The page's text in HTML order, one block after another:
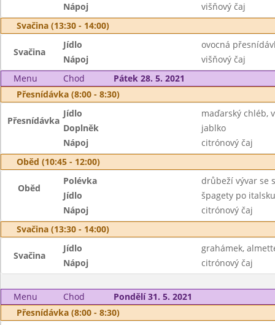
Nápoj
višňový čaj
Svačina (13:30 - 14:00)
Svačina
Jídlo
ovocná
Nápoj
višňový čaj
Menu
Chod
Pátek 28. 5. 2021
Přesnídávka (8:00 - 8:30)
Přesnídávka
Jídlo
maďarský chléb,
Doplněk
jablko
Nápoj
citrónový čaj
Oběd (10:45 - 12:00)
Oběd
Polévka
drůbeží vývar se
Jídlo
špagety po
Nápoj
citrónový čaj
Svačina (13:30 - 14:00)
Svačina
Jídlo
grahámek,
Nápoj
citrónový čaj
Menu Chod
Pondělí 31. 5. 2021
Přesnídávka (8:00 - 8:30)